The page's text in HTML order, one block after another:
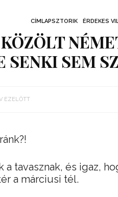
CÍMLAPSZTORIK ÉRDEKES
SENKI SEM
EZELŐTT
tavasznak, és igaz,
a márciusi tél.